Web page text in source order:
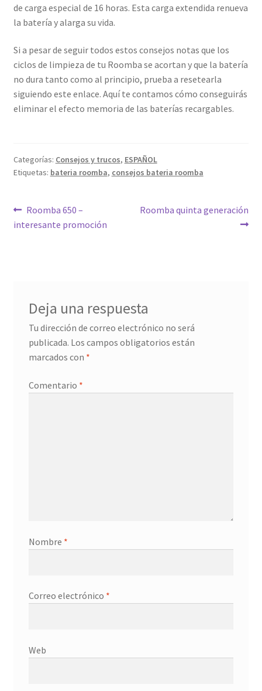
de carga especial de 16 horas. Esta carga extendida renueva
la batería y alarga su vida.
Si a pesar de seguir todos estos consejos notas que los
ciclos de limpieza de tu Roomba se acortan y que la batería
no dura tanto como al principio, prueba a resetearla
siguiendo este enlace. Aquí te contamos cómo conseguirás
eliminar el efecto memoria de las baterías recargables.
Categorías: Consejos y trucos, ESPAÑOL
Etiquetas: bateria roomba, consejos bateria roomba
Navegación
de
Anterior:
Roomba 650 –
interesante promoción
Siguiente:
Roomba quinta generación
Deja una respuesta
Tu dirección de correo electrónico no será
publicada. Los campos obligatorios están
marcados con *
Comentario *
Nombre *
Correo electrónico *
Web